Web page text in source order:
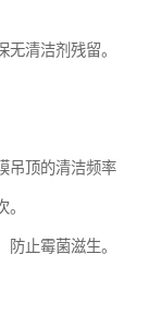
清洁剂残留。
吊顶的清洁频率
止霉菌滋生。